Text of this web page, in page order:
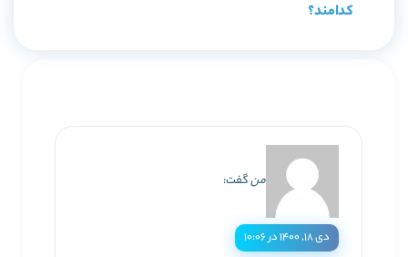
کدامند؟
منگفت:
دی ۱۸, ۱۴۰۰ در ۱۰:۰۶